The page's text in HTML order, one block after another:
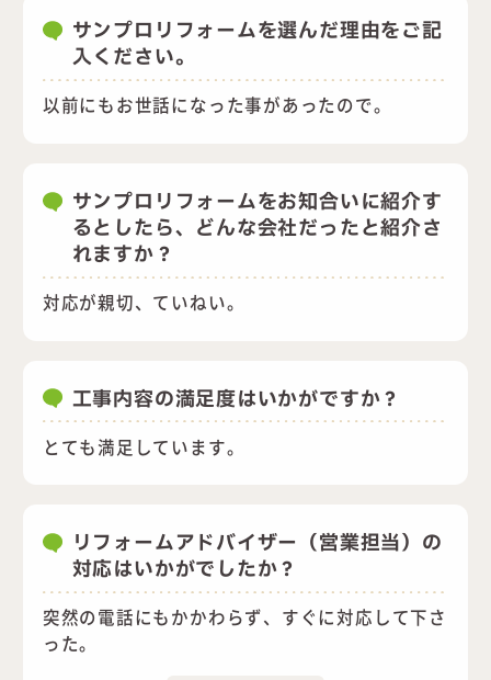
サンプロリフォームを選んだ理由をご記
入ください。
以前にもお世話になった事があったので。
サンプロリフォームをお知合いに紹介す
るとしたら、どんな会社だったと紹介さ
れますか？
対応が親切、ていねい。
工事内容の満足度はいかがですか？
とても満足しています。
リフォームアドバイザー（営業担当）の
対応はいかがでしたか？
突然の電話にもかかわらず、すぐに対応して下さ
った。